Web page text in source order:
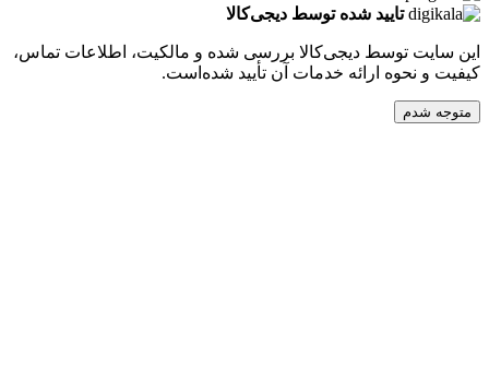
تایید شده توسط دیجی‌کالا
توسط دیجی‌کالا بررسی شده و مالکیت، اطلاعات تماس،
ارائه خدمات آن تأیید شده‌است.